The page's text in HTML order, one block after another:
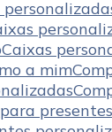
Caixas
a mim
presentes